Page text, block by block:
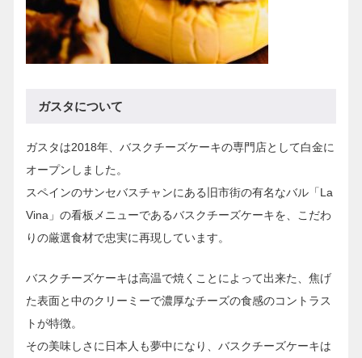
ガスタについて
ガスタは2018年、バスクチーズケーキの専門店として白金に
オープンしました。
スペインのサンセバスチャンにある旧市街の有名なバル「La
Vina」の看板メニューであるバスクチーズケーキを、こだわ
りの厳選食材で忠実に再現しています。
バスクチーズケーキは高温で焼くことによって出来た、焦げ
た表面と中のクリーミーで濃厚なチーズの食感のコントラス
トが特徴。
その美味しさに日本人も夢中になり、バスクチーズケーキは